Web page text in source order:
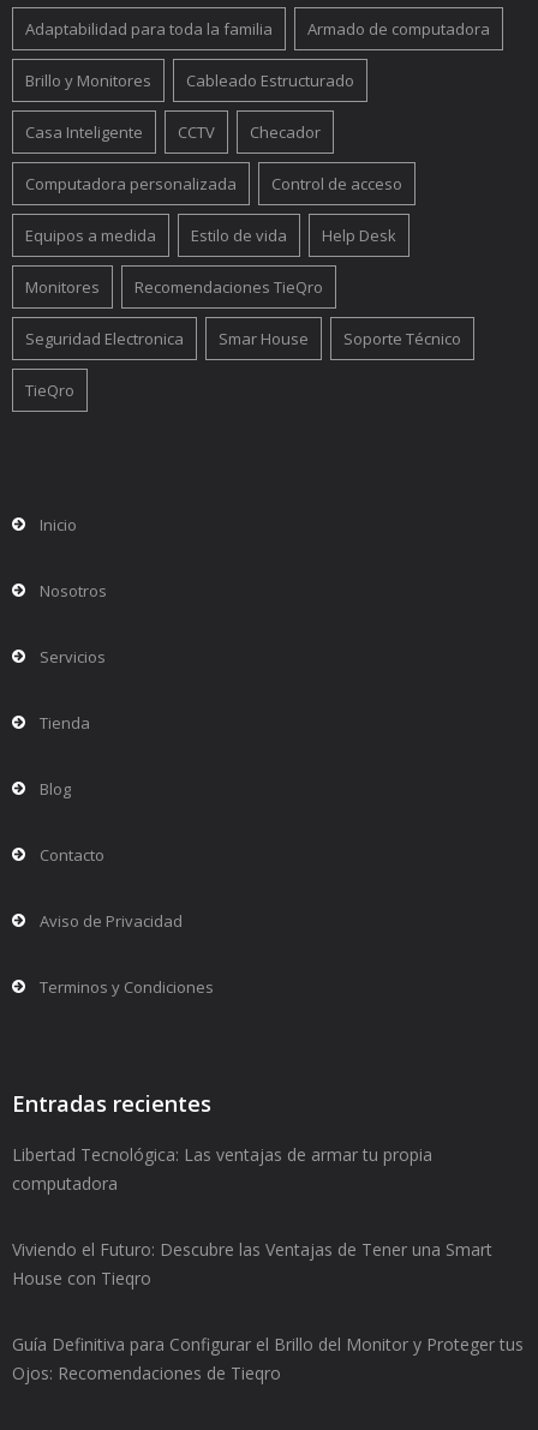
Adaptabilidad para toda la familia Armado de computadora
Brillo y Monitores Cableado Estructurado
Casa Inteligente CCTV Checador
Computadora personalizada Control de acceso
Equipos a medida Estilo de vida Help Desk
Monitores Recomendaciones TieQro
Seguridad Electronica Smar House Soporte Técnico
TieQro
Inicio
Nosotros
Servicios
Tienda
Blog
Contacto
Aviso de Privacidad
Terminos y Condiciones
Entradas recientes
Libertad Tecnológica: Las ventajas de armar tu propia
computadora
Viviendo el Futuro: Descubre las Ventajas de Tener una Smart
House con Tieqro
Guía Definitiva para Configurar el Brillo del Monitor y Proteger tus
Ojos: Recomendaciones de Tieqro